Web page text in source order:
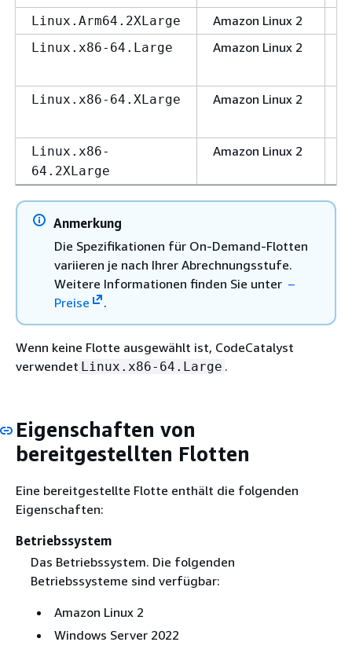
Linux.Arm64.2XLarge Amazon Linux 2
Linux.x86-64.Large Amazon Linux 2
Linux.x86-64.XLarge Amazon Linux 2
Linux.x86-
64.2XLarge
Amazon Linux 2
Anmerkung
Die Spezifikationen für On-Demand-Flotten
variieren je nach Ihrer Abrechnungsstufe.
Weitere Informationen finden Sie unter –
Preise
.
Wenn keine Flotte ausgewählt ist, CodeCatalyst
verwendet Linux.x86-64.Large .
Eigenschaften von
bereitgestellten Flotten
Eine bereitgestellte Flotte enthält die folgenden
Eigenschaften:
Betriebssystem
Das Betriebssystem. Die folgenden
Betriebssysteme sind verfügbar:
Amazon Linux 2
Windows Server 2022